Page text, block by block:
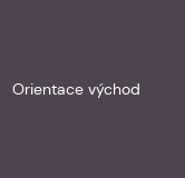
Orientace východ